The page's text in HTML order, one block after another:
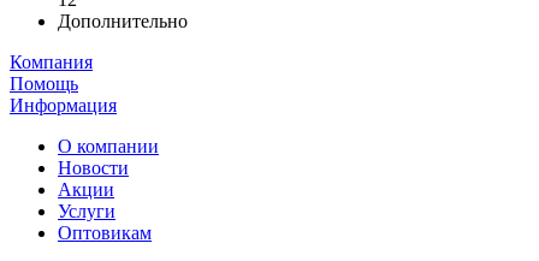
Дополнительно
Компания
Помощь
Информация
О компании
Новости
Акции
Услуги
Оптовикам